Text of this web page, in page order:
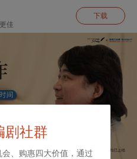
佳
下载
剧社群
、购惠四大价值，通过